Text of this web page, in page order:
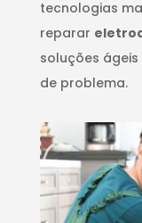
tecnologias
reparar
soluções
de problema.